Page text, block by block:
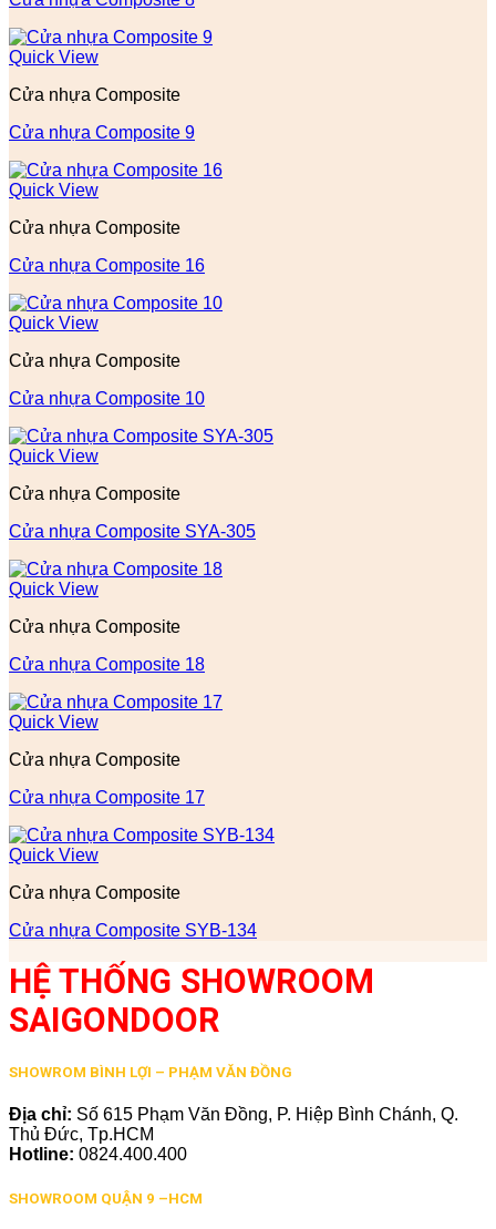
Quick View
Cửa nhựa Composite
Cửa nhựa Composite 9
Quick View
Cửa nhựa Composite
Cửa nhựa Composite 16
Quick View
Cửa nhựa Composite
Cửa nhựa Composite 10
Quick View
Cửa nhựa Composite
Cửa nhựa Composite SYA-305
Quick View
Cửa nhựa Composite
Cửa nhựa Composite 18
Quick View
Cửa nhựa Composite
Cửa nhựa Composite 17
Quick View
Cửa nhựa Composite
Cửa nhựa Composite SYB-134
HỆ THỐNG SHOWROOM
SAIGONDOOR
SHOWROM BÌNH LỢI – PHẠM VĂN ĐỒNG
Địa chỉ: Số 615 Phạm Văn Đồng, P. Hiệp Bình Chánh, Q.
Thủ Đức, Tp.HCM
Hotline: 0824.400.400
SHOWROOM QUẬN 9 –HCM